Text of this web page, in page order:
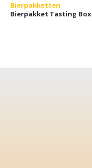
Bierpakketten
Bierpakket Tasting Box